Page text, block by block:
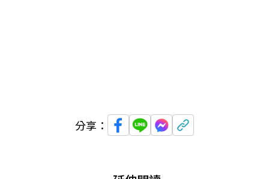
分享：